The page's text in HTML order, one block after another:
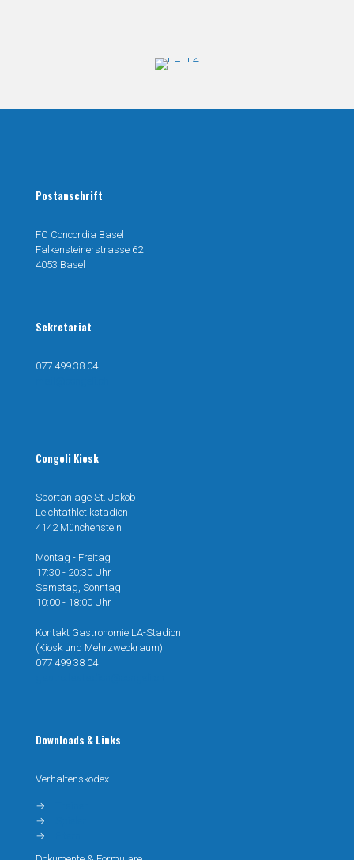
Postanschrift
FC Concordia Basel
Falkensteinerstrasse 62
4053 Basel
Sekretariat
077 499 38 04
Congeli Kiosk
Sportanlage St. Jakob
Leichtathletikstadion
4142 Münchenstein
Montag - Freitag
17:30 - 20:30 Uhr
Samstag, Sonntag
10:00 - 18:00 Uhr
Kontakt Gastronomie LA-Stadion
(Kiosk und Mehrzweckraum)
077 499 38 04
Downloads & Links
Verhaltenskodex
→
→
→